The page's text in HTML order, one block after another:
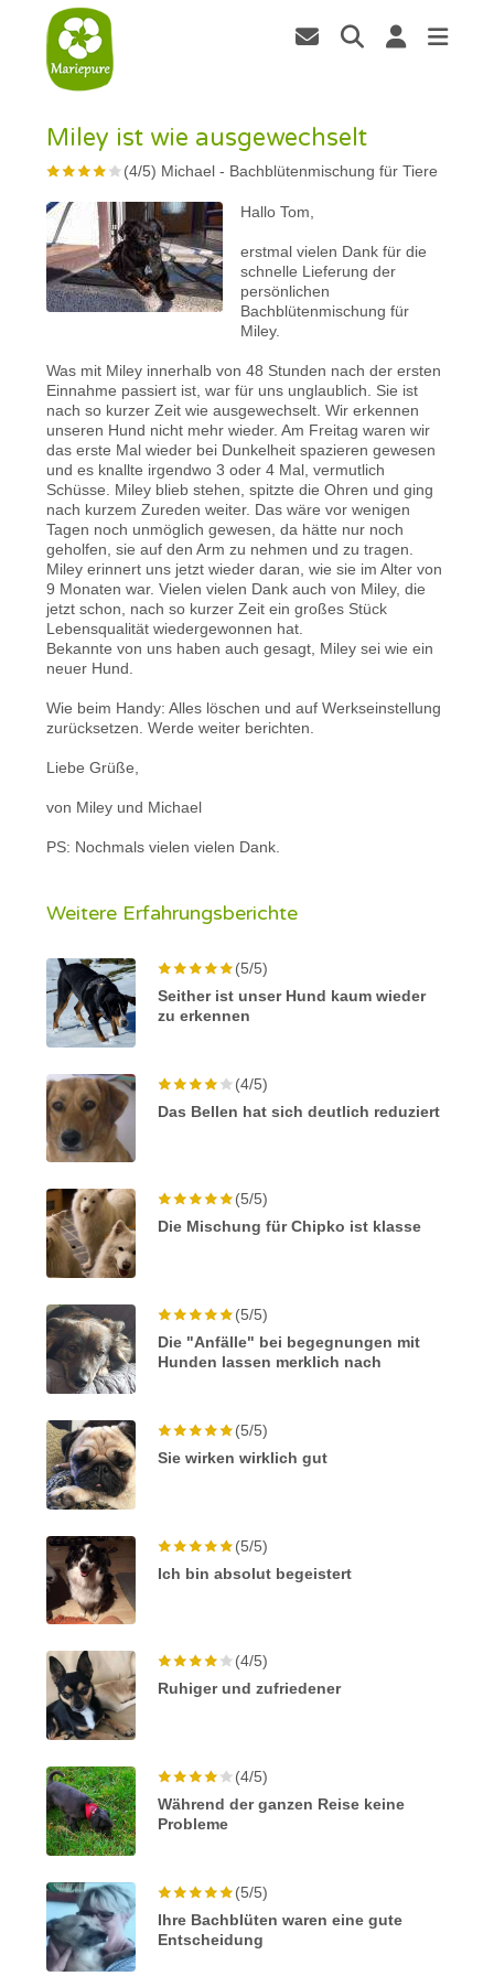
Miley ist wie ausgewechselt
(4/5) Michael - Bachblütenmischung für Tiere
Hallo Tom,
erstmal vielen Dank für die
schnelle Lieferung der
persönlichen
Bachblütenmischung für
Miley.
Was mit Miley innerhalb von 48 Stunden nach der ersten
Einnahme passiert ist, war für uns unglaublich. Sie ist
nach so kurzer Zeit wie ausgewechselt. Wir erkennen
unseren Hund nicht mehr wieder. Am Freitag waren wir
das erste Mal wieder bei Dunkelheit spazieren gewesen
und es knallte irgendwo 3 oder 4 Mal, vermutlich
Schüsse. Miley blieb stehen, spitzte die Ohren und ging
nach kurzem Zureden weiter. Das wäre vor wenigen
Tagen noch unmöglich gewesen, da hätte nur noch
geholfen, sie auf den Arm zu nehmen und zu tragen.
Miley erinnert uns jetzt wieder daran, wie sie im Alter von
9 Monaten war. Vielen vielen Dank auch von Miley, die
jetzt schon, nach so kurzer Zeit ein großes Stück
Lebensqualität wiedergewonnen hat.
Bekannte von uns haben auch gesagt, Miley sei wie ein
neuer Hund.
Wie beim Handy: Alles löschen und auf Werkseinstellung
zurücksetzen. Werde weiter berichten.
Liebe Grüße,
von Miley und Michael
PS: Nochmals vielen vielen Dank.
Weitere Erfahrungsberichte
(5/5)
Seither ist unser Hund kaum wieder
zu erkennen
(4/5)
Das Bellen hat sich deutlich reduziert
(5/5)
Die Mischung für Chipko ist klasse
(5/5)
Die "Anfälle" bei begegnungen mit
Hunden lassen merklich nach
(5/5)
Sie wirken wirklich gut
(5/5)
Ich bin absolut begeistert
(4/5)
Ruhiger und zufriedener
(4/5)
Während der ganzen Reise keine
Probleme
(5/5)
Ihre Bachblüten waren eine gute
Entscheidung